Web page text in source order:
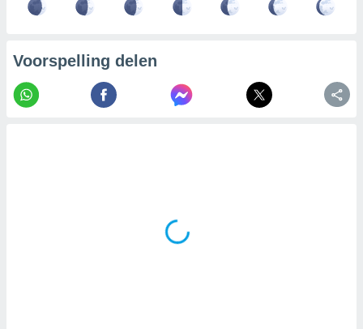
Voorspelling delen